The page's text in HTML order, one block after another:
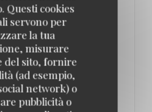
Questi cookies
servono per
la tua
misurare
del sito, fornire
(ad esempio,
network) o
pubblicità o
CETTE SEMAINE ? (16-
pour soutenir la